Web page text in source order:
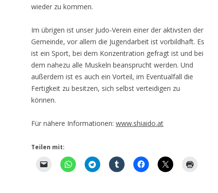
wieder zu kommen.
Im übrigen ist unser Judo-Verein einer der aktivsten der
Gemeinde, vor allem die Jugendarbeit ist vorbildhaft. Es
ist ein Sport, bei dem Konzentration gefragt ist und bei
dem nahezu alle Muskeln beansprucht werden. Und
außerdem ist es auch ein Vorteil, im Eventualfall die
Fertigkeit zu besitzen, sich selbst verteidigen zu
können.
Für nähere Informationen: www.shiaido.at
Teilen mit: